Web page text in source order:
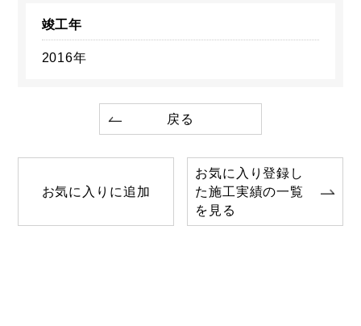
竣工年
2016年
戻る
お気に入りに追加
お気に入り登録し
た施工実績の一覧
を見る